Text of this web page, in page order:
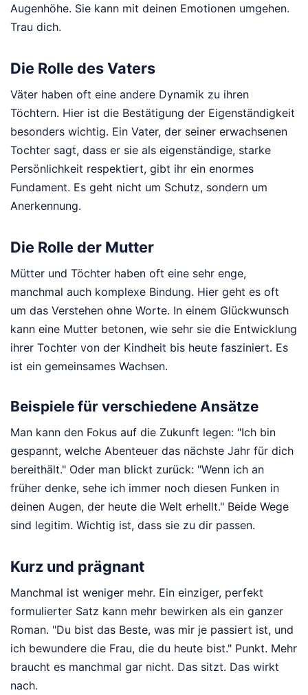
Augenhöhe. Sie kann mit deinen Emotionen umgehen.
Trau dich.
Die Rolle des Vaters
Väter haben oft eine andere Dynamik zu ihren
Töchtern. Hier ist die Bestätigung der Eigenständigkeit
besonders wichtig. Ein Vater, der seiner erwachsenen
Tochter sagt, dass er sie als eigenständige, starke
Persönlichkeit respektiert, gibt ihr ein enormes
Fundament. Es geht nicht um Schutz, sondern um
Anerkennung.
Die Rolle der Mutter
Mütter und Töchter haben oft eine sehr enge,
manchmal auch komplexe Bindung. Hier geht es oft
um das Verstehen ohne Worte. In einem Glückwunsch
kann eine Mutter betonen, wie sehr sie die Entwicklung
ihrer Tochter von der Kindheit bis heute fasziniert. Es
ist ein gemeinsames Wachsen.
Beispiele für verschiedene Ansätze
Man kann den Fokus auf die Zukunft legen: "Ich bin
gespannt, welche Abenteuer das nächste Jahr für dich
bereithält." Oder man blickt zurück: "Wenn ich an
früher denke, sehe ich immer noch diesen Funken in
deinen Augen, der heute die Welt erhellt." Beide Wege
sind legitim. Wichtig ist, dass sie zu dir passen.
Kurz und prägnant
Manchmal ist weniger mehr. Ein einziger, perfekt
formulierter Satz kann mehr bewirken als ein ganzer
Roman. "Du bist das Beste, was mir je passiert ist, und
ich bewundere die Frau, die du heute bist." Punkt. Mehr
braucht es manchmal gar nicht. Das sitzt. Das wirkt
nach.